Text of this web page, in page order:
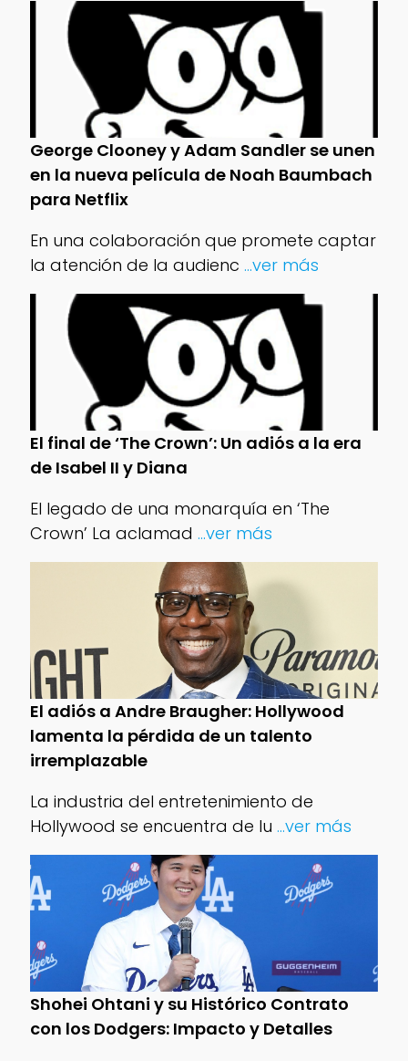
George Clooney y Adam Sandler se unen
en la nueva película de Noah Baumbach
para Netflix
En una colaboración que promete captar
la atención de la audienc ...ver más
El final de ‘The Crown’: Un adiós a la era
de Isabel II y Diana
El legado de una monarquía en ‘The
Crown’ La aclamad ...ver más
El adiós a Andre Braugher: Hollywood
lamenta la pérdida de un talento
irremplazable
La industria del entretenimiento de
Hollywood se encuentra de lu ...ver más
Shohei Ohtani y su Histórico Contrato
con los Dodgers: Impacto y Detalles